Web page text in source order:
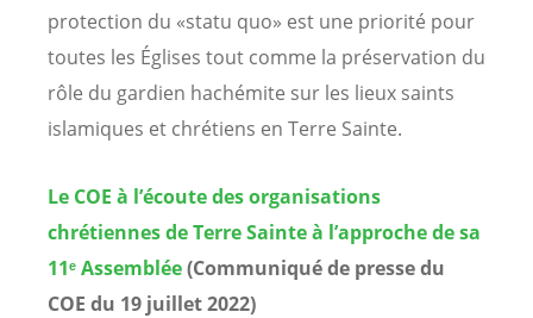
protection du «statu quo» est une priorité pour
toutes les Églises tout comme la préservation du
rôle du gardien hachémite sur les lieux saints
islamiques et chrétiens en Terre Sainte.
Le COE à l’écoute des organisations
chrétiennes de Terre Sainte à l’approche de sa
11ᵉ Assemblée(Communiqué de presse du
COE du 19 juillet 2022)